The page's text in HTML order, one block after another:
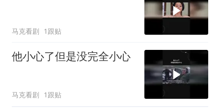
马克看剧 1跟贴
他小心了但是没完全小心
马克看剧 1跟贴